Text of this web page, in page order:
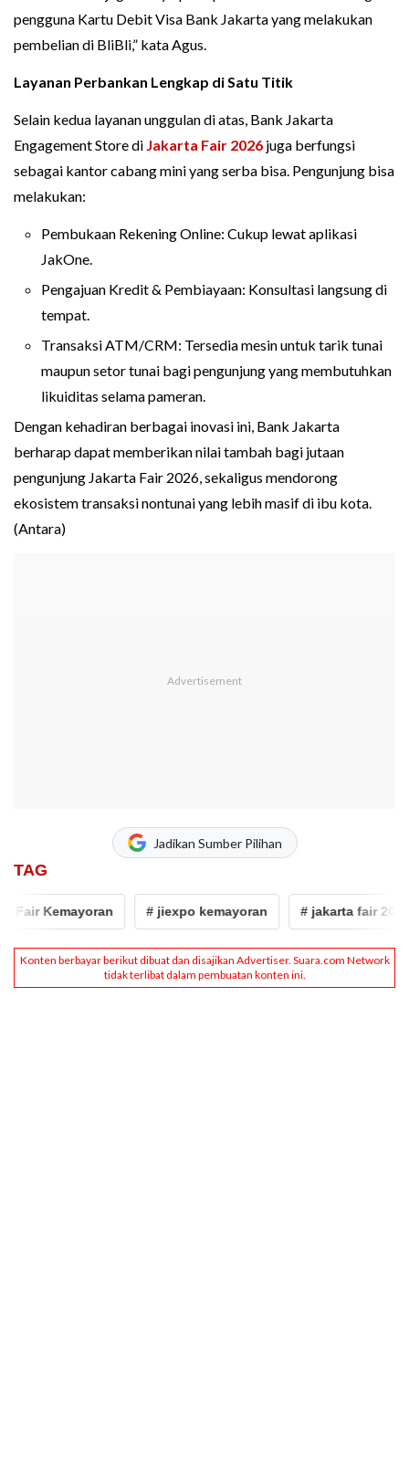
pengguna Kartu Debit Visa Bank Jakarta yang melakukan
pembelian di BliBli,” kata Agus.
Layanan Perbankan Lengkap di Satu Titik
Selain kedua layanan unggulan di atas, Bank Jakarta
Engagement Store di Jakarta Fair 2026 juga berfungsi
sebagai kantor cabang mini yang serba bisa. Pengunjung bisa
melakukan:
Pembukaan Rekening Online: Cukup lewat aplikasi
JakOne.
Pengajuan Kredit & Pembiayaan: Konsultasi langsung di
tempat.
Transaksi ATM/CRM: Tersedia mesin untuk tarik tunai
maupun setor tunai bagi pengunjung yang membutuhkan
likuiditas selama pameran.
Dengan kehadiran berbagai inovasi ini, Bank Jakarta
berharap dapat memberikan nilai tambah bagi jutaan
pengunjung Jakarta Fair 2026, sekaligus mendorong
ekosistem transaksi nontunai yang lebih masif di ibu kota.
(Antara)
Jadikan Sumber Pilihan
TAG
Kemayoran # jiexpo kemayoran # jakarta fair 2026